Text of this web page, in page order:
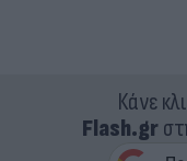
Κάνε
Flash.gr